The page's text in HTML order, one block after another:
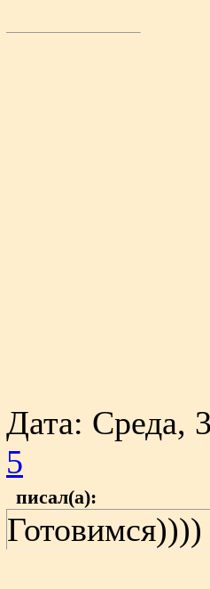
Дата: Среда,
5
писал(а):
Готовимся))))